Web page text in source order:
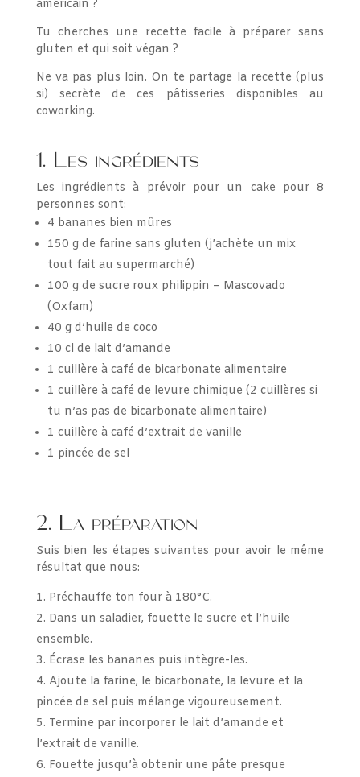
américain ?
Tu cherches une recette facile à préparer sans
gluten et qui soit végan ?
Ne va pas plus loin. On te partage la recette (plus
si) secrète de ces pâtisseries disponibles au
coworking.
1. Les ingrédients
Les ingrédients à prévoir pour un cake pour 8
personnes sont:
4 bananes bien mûres
150 g de farine sans gluten (j’achète un mix
tout fait au supermarché)
100 g de sucre roux philippin – Mascovado
(Oxfam)
40 g d’huile de coco
10 cl de lait d’amande
1 cuillère à café de bicarbonate alimentaire
1 cuillère à café de levure chimique (2 cuillères si
tu n’as pas de bicarbonate alimentaire)
1 cuillère à café d’extrait de vanille
1 pincée de sel
2. La préparation
Suis bien les étapes suivantes pour avoir le même
résultat que nous:
Préchauffe ton four à 180°C.
Dans un saladier, fouette le sucre et l’huile
ensemble.
Écrase les bananes puis intègre-les.
Ajoute la farine, le bicarbonate, la levure et la
pincée de sel puis mélange vigoureusement.
Termine par incorporer le lait d’amande et
l’extrait de vanille.
Fouette jusqu’à obtenir une pâte presque